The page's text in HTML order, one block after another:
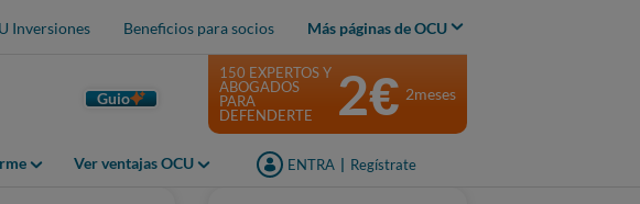
Inversiones Beneficios para socios Más páginas de OCU
Guio
Ver ventajas OCU ENTRA Regístrate
150 EXPERTOS Y
ABOGADOS
PARA
DEFENDERTE
2€ 2meses